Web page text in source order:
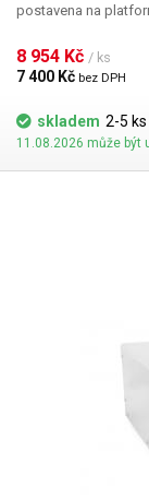
postavena na
vzduchu. Všechny
laboratorního zdroje
8 954 Kč / ks
7 400 Kč bez DPH
skladem 2-5 ks
11.08.2026 může být